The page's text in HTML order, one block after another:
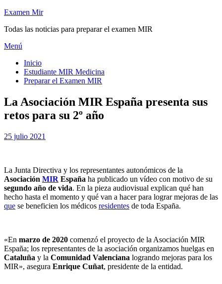
Saltar
contenido
Examen Mir
Todas las noticias para preparar el examen MIR
Menú
Inicio
Estudiante MIR Medicina
Preparar el Examen MIR
La Asociación MIR España presenta sus
retos para su 2º año
porExamen MIR
Publicada
25 julio 2021
La Junta Directiva y los representantes autonómicos de la
Asociación MIR España ha publicado un vídeo con motivo de su
segundo año de vida. En la pieza audiovisual explican qué han
hecho hasta el momento y qué van a hacer para lograr mejoras de las
que se beneficien los médicos residentes de toda España.
«En marzo de 2020 comenzó el proyecto de la Asociación MIR
España; los representantes de la asociación organizamos huelgas en
Cataluña y la Comunidad Valenciana logrando mejoras para los
MIR», asegura Enrique Cuñat, presidente de la entidad.